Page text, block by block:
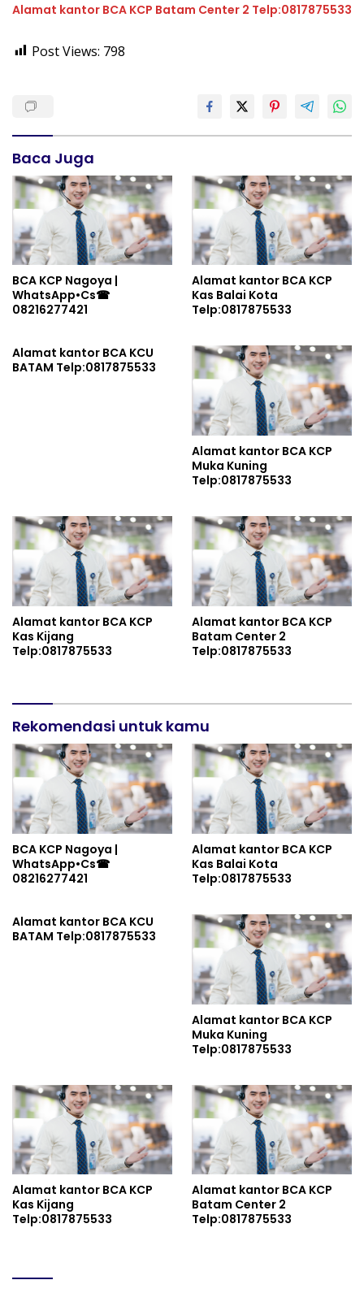
Alamat kantor BCA KCP Batam Center 2 Telp:0817875533
Post Views: 798
Baca Juga
BCA KCP Nagoya |
WhatsApp•Cs☎
08216277421
Alamat kantor BCA KCP
Kas Balai Kota
Telp:0817875533
Alamat kantor BCA KCU
BATAM Telp:0817875533
Alamat kantor BCA KCP
Muka Kuning
Telp:0817875533
Alamat kantor BCA KCP
Kas Kijang
Telp:0817875533
Alamat kantor BCA KCP
Batam Center 2
Telp:0817875533
Rekomendasi untuk kamu
BCA KCP Nagoya |
WhatsApp•Cs☎
08216277421
Alamat kantor BCA KCP
Kas Balai Kota
Telp:0817875533
Alamat kantor BCA KCU
BATAM Telp:0817875533
Alamat kantor BCA KCP
Muka Kuning
Telp:0817875533
Alamat kantor BCA KCP
Kas Kijang
Telp:0817875533
Alamat kantor BCA KCP
Batam Center 2
Telp:0817875533